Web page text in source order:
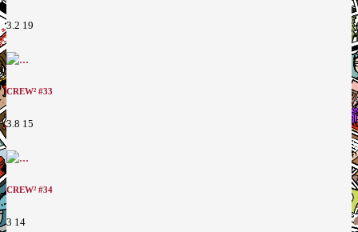
3.2 19
CREW² #33
3.8 15
CREW² #34
3 14